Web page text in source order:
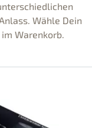
Wähle Dein
Warenkorb.